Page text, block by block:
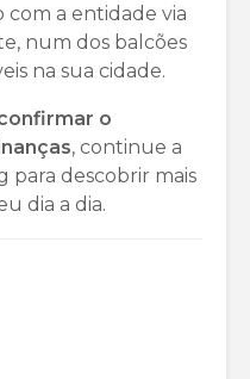
a entidade via
num dos balcões
na sua cidade.
o
, continue a
para descobrir mais
dia a dia.